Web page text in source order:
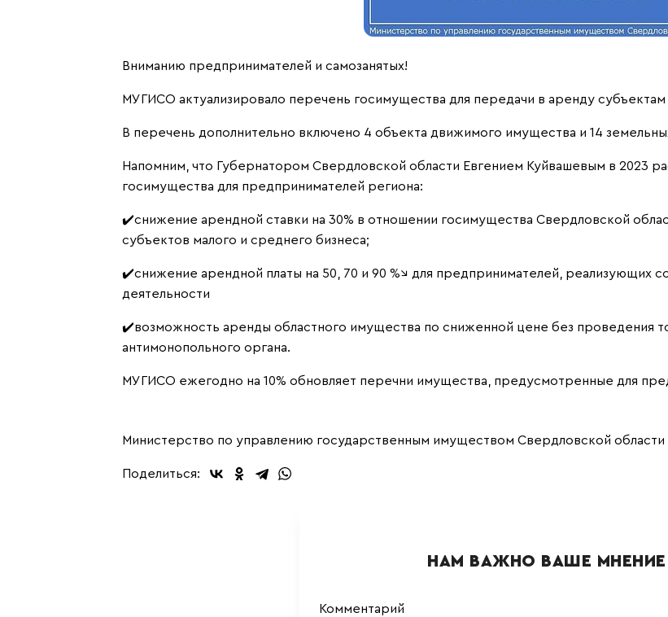
Вниманию предпринимателей и самозанятых!
МУГИСО актуализировало перечень госимущества для передачи в аренду
В перечень дополнительно включено 4 объекта движимого имущества и 14
Напомним, что Губернатором Свердловской области Евгением Куйвашевым в 2023
госимущества для предпринимателей региона:
✔️снижение арендной ставки на 30% в отношении госимущества Свердловской
субъектов малого и среднего бизнеса;
✔️снижение арендной платы на 50, 70 и 90 %↘ для предпринимателей, реализующих
деятельности
✔️возможность аренды областного имущества по сниженной цене без проведения
антимонопольного органа.
МУГИСО ежегодно на 10% обновляет перечни имущества, предусмотренные для
Министерство по управлению государственным имуществом Свердловской области
Поделиться:
НАМ ВАЖНО ВАШЕ МНЕНИЕ
Комментарий